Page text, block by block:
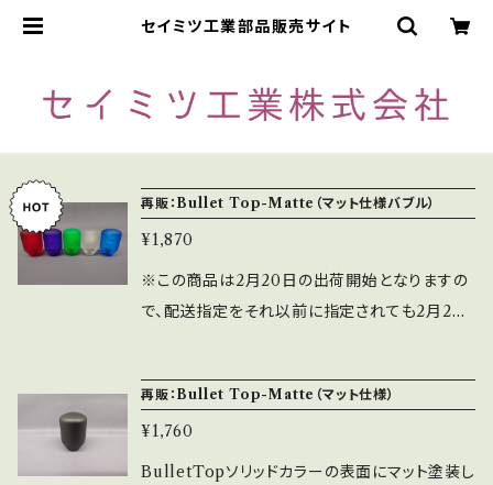
セイミツ工業部品販売サイト
再販：Bullet Top-Matte（マット仕様バブル）
¥1,870
※この商品は2月20日の出荷開始となりますの
で、配送指定をそれ以前に指定されても2月20
なります（カラーラインナップは10色となりま
す） 汗をかきやすい方や滑りが気になる方にマ
ット仕様がおすすめです。 ※傷が付きやすいので
再販：Bullet Top-Matte（マット仕様）
¥1,760
BulletTopソリッドカラーの表面にマット塗装し